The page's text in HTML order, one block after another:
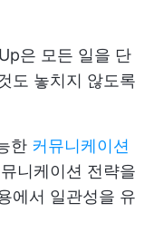
은 모든 일을 단
도 놓치지 않도록
한 커뮤니케이션
니케이션 전략을
에서 일관성을 유